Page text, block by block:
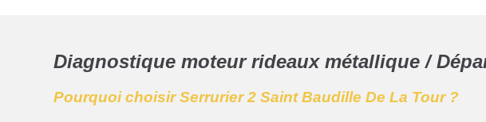
Diagnostique moteur rideaux métallique /
Pourquoi choisir Serrurier 2 Saint Baudille De La Tour ?